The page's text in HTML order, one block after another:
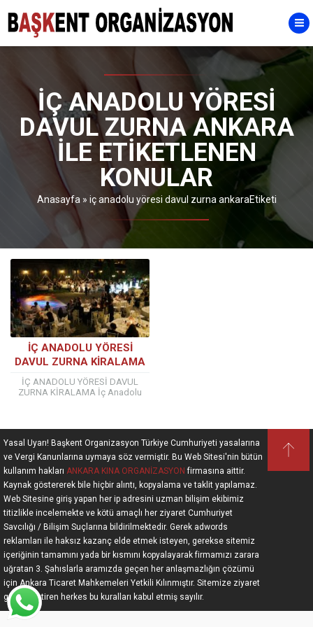
IÇ ANADOLU YÖRESI
DAVUL ZURNA ANKARA
ILE ETIKETLENEN
KONULAR
Anasayfa » iç anadolu yöresi davul zurna ankaraEtiketi
İÇ ANADOLU YÖRESİ
DAVUL ZURNA KİRALAMA
İÇ ANADOLU YÖRESİ DAVUL
ZURNA KİRALAMA İç Anadolu
Yasal Uyarı! Başkent Organizasyon Türkiye Cumhuriyeti yasalarına
ve Vergi Kanunlarına uymaya söz vermiştir. Bu Web Sitesi'nin bütün
kullanım hakları ANKARA KINA ORGANİZASYON firmasına aittir.
Kaynak göstererek bile hiçbir alıntı, kopyalama ve taklit yapılamaz.
Web Sitesine giriş yapan her ip adresini uzman bilişim ekibimiz
titizlikle incelemekte ve kötü amaçlı her ziyaret Cumhuriyet
Savcılığı / Bilişim Suçlarına bildirilmektedir. Gerek adwords
reklamları ile haksız kazanç elde etmek isteyen, gerekse sitemiz
içeriğinin tamamını yada bir kısmını kopyalayarak firmamızı zarara
uğratan 3. Şahıslarla aramızda geçen her anlaşmazlığın çözümü
için Ankara Ticaret Mahkemeleri Yetkili Kılınmıştır. Sitemize ziyaret
gerçekleştiren herkes bu kuralları kabul etmiş sayılır.